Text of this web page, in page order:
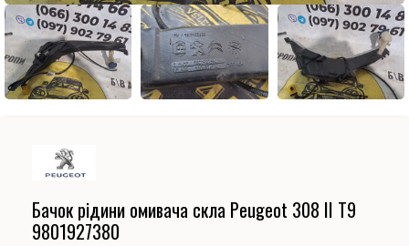
Бачок рідини омивача скла Peugeot 308 II T9
9801927380